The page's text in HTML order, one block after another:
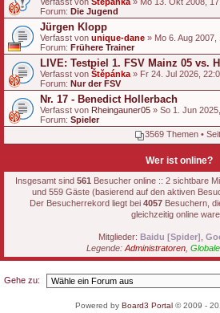
Forum: Die Jugend
Jürgen Klopp
Verfasst von unique-dane » Mo 6. Aug 2007,
Forum: Frühere Trainer
LIVE: Testpiel 1. FSV Mainz 05 vs.
Verfasst von Štěpánka » Fr 24. Jul 2026,
Forum: Nur der FSV
Nr. 17 - Benedict Hollerbach
Verfasst von Rheingauner05 » So 1. Jun
Forum: Spieler
3569 Themen •
Wer ist online?
Insgesamt sind 561 Besucher online :: 2 sichtbare
und 559 Gäste (basierend auf den aktiven
Der Besucherrekord liegt bei 4057 Besuchern,
gleichzeitig online
Mitglieder: Baidu [Spider]
Legende: Administratoren
Gehe zu:
Powered by Board3 Portal© 2009 -